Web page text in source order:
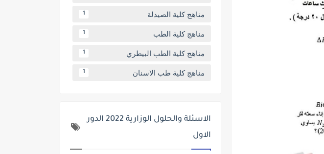
مناهج كلية الصيدلة 1
مناهج كلية الطب 1
مناهج كلية الطب البيطري 1
مناهج كلية طب الاسنان 1
الاسئلة والحلول الوزارية 2022 الدور
الاول